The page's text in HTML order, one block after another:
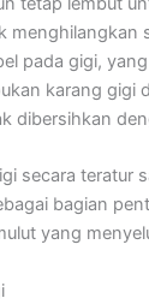
menghilangkan
pada gigi,
karang gigi
dibersihkan
secara teratur
bagian
yang